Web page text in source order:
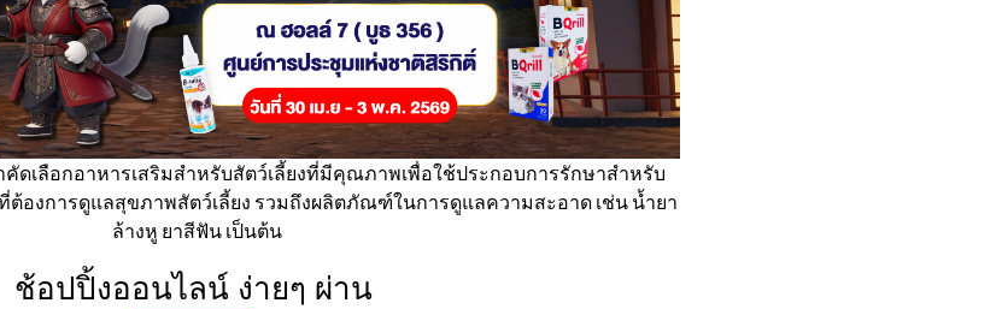
าคัดเลือกอาหารเสริมสำหรับสัตว์เลี้ยงที่มีคุณภาพเพื่อใช้ประกอบการรักษาสำหรับ
ต้องการดูแลสุขภาพสัตว์เลี้ยง รวมถึงผลิตภัณฑ์ในการดูแลความสะอาด เช่น น้ำยา
ล้างหู ยาสีฟัน เป็นต้น
ช้อปปิ้งออนไลน์ ง่ายๆ ผ่าน